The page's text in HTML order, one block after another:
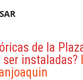
de la
ser instaladas?